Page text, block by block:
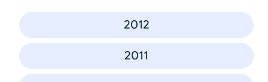
2012
2011